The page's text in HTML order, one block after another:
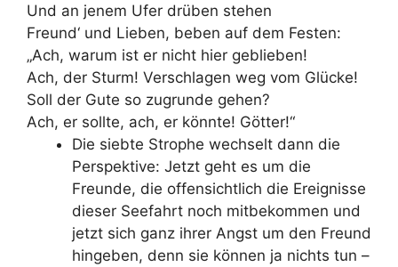
Und an jenem Ufer drüben stehen
Freund‘ und Lieben, beben auf dem Festen:
„Ach, warum ist er nicht hier geblieben!
Ach, der Sturm! Verschlagen weg vom Glücke!
Soll der Gute so zugrunde gehen?
Ach, er sollte, ach, er könnte! Götter!“
Die siebte Strophe wechselt dann die
Perspektive: Jetzt geht es um die
Freunde, die offensichtlich die Ereignisse
dieser Seefahrt noch mitbekommen und
jetzt sich ganz ihrer Angst um den Freund
hingeben, denn sie können ja nichts tun –